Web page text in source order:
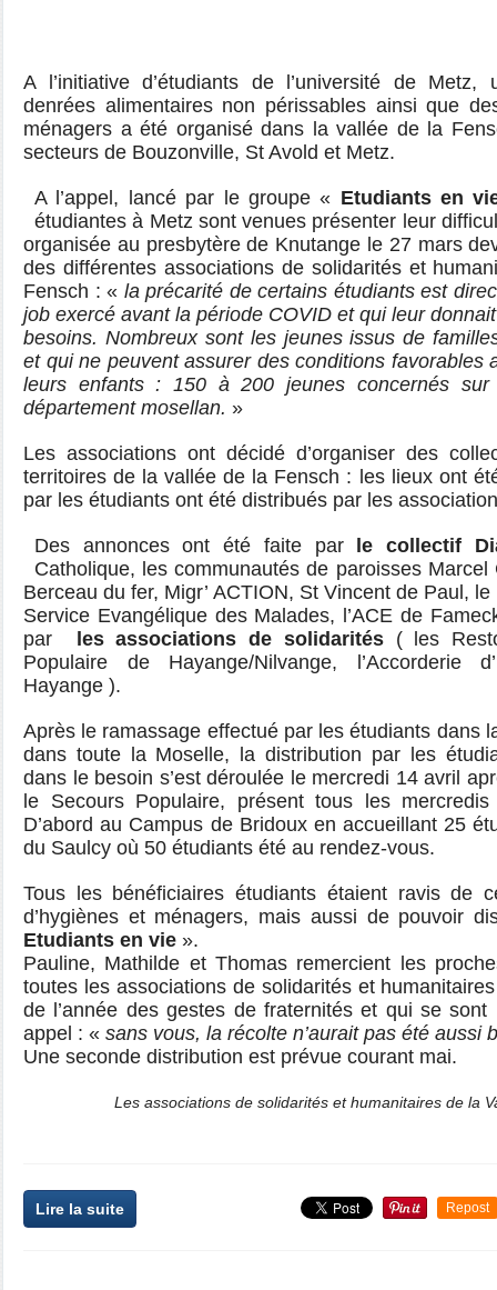
A l’initiative d’étudiants de l’université de
denrées alimentaires non périssables ainsi que
ménagers a été organisé dans la vallée de la
secteurs de Bouzonville, St Avold et Metz.
A l’appel, lancé par le groupe « Etudiants en
étudiantes à Metz sont venues présenter leur
organisée au presbytère de Knutange le 27 mars
des différentes associations de solidarités et
Fensch : « la précarité de certains étudiants est
job exercé avant la période COVID et qui leur
besoins. Nombreux sont les jeunes issus de
et qui ne peuvent assurer des conditions favorables
leurs enfants : 150 à 200 jeunes concernés
département mosellan. »
Les associations ont décidé d’organiser des
territoires de la vallée de la Fensch : les lieux ont
par les étudiants ont été distribués par les
Des annonces ont été faite par
le collectif
Catholique, les communautés de paroisses
Berceau du fer, Migr’ ACTION, St Vincent de Paul,
Service Evangélique des Malades, l’ACE de
par
les associations de solidarités( les
Populaire de Hayange/Nilvange, l’Accorderie
Hayange ).
Après le ramassage effectué par les étudiants dans
dans toute la Moselle, la distribution par les
dans le besoin s’est déroulée le mercredi 14 avril
le Secours Populaire, présent tous les
D’abord au Campus de Bridoux en accueillant 25
du Saulcy où 50 étudiants été au rendez-vous.
Tous les bénéficiaires étudiants étaient ravis de
d’hygiènes et ménagers, mais aussi de pouvoir
Etudiants en vie ».
Pauline, Mathilde et Thomas remercient les
toutes les associations de solidarités et
de l’année des gestes de fraternités et qui se
appel : « sans vous, la récolte n’aurait pas été aussi
Une seconde distribution est prévue courant mai.
Les associations de solidarités et humanitaires de la
Lire la suite Repost